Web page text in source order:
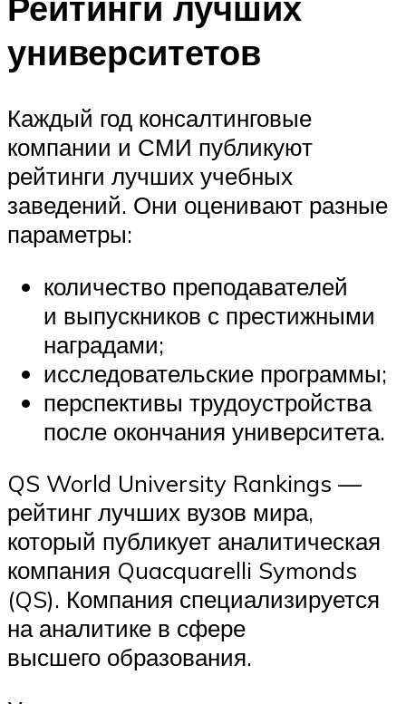
университетов
Каждый год консалтинговые
компании и СМИ публикуют
рейтинги лучших учебных
заведений. Они оценивают разные
параметры:
количество преподавателей
и выпускников с престижными
наградами;
исследовательские программы;
перспективы трудоустройства
после окончания университета.
QS World University Rankings —
рейтинг лучших вузов мира,
который публикует аналитическая
компания Quacquarelli Symonds
(QS). Компания специализируется
на аналитике в сфере
высшего образования.